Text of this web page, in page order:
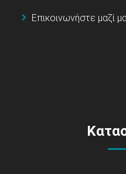
Επικοινωνήστε μαζί